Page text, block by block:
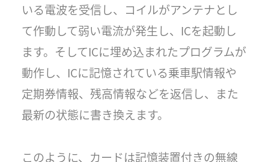
いる電波を受信し、コイルがアンテナとし
て作動して弱い電流が発生し、ICを起動し
ます。そしてICに埋め込まれたプログラムが
動作し、ICに記憶されている乗車駅情報や
定期券情報、残高情報などを返信し、また
最新の状態に書き換えます。
このように、カードは記憶装置付きの無線